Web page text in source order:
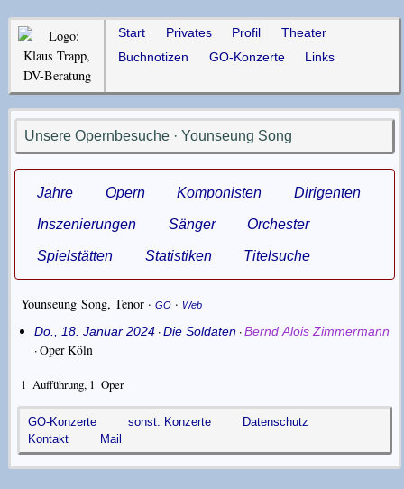
Start Privates Profil
Theater
Buchnotizen
GO-Konzerte Links
Unsere Opernbesuche · Younseung Song
Jahre Opern Komponisten Dirigenten
Inszenierungen Sänger Orchester
Spielstätten Statistiken Titelsuche
Younseung Song,Tenor ·GO · Web
Do., 18. Januar 2024· Die Soldaten· Bernd Alois Zimmermann
·Oper Köln
1 Aufführung, 1 Oper
GO-Konzerte sonst. Konzerte
Datenschutz
Kontakt
Mail